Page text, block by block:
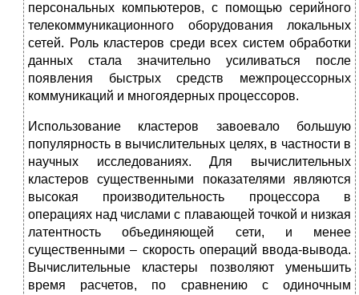
персональных компьютеров, с помощью серийного
телекоммуникационного оборудования локальных
сетей. Роль кластеров среди всех систем обработки
данных стала значительно усиливаться после
появления быстрых средств межпроцессорных
коммуникаций и многоядерных процессоров.
Использование кластеров завоевало большую
популярность в вычислительных целях, в частности в
научных исследованиях. Для вычислительных
кластеров существенными показателями являются
высокая производительность процессора в
операциях над числами с плавающей точкой и низкая
латентность объединяющей сети, и менее
существенными – скорость операций ввода-вывода.
Вычислительные кластеры позволяют уменьшить
время расчетов, по сравнению с одиночным